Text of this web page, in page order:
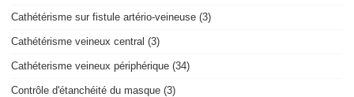
Cathétérisme sur fistule artério-veineuse (3)
Cathétérisme veineux central (3)
Cathéterisme veineux périphérique (34)
Contrôle d'étanchéité du masque (3)